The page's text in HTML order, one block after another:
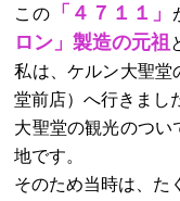
この 「４７１１」
ロン」製造の元祖
私は、ケルン大聖堂
堂前店）へ行きまし
大聖堂の観光のつい
地です。
そのため当時は、た